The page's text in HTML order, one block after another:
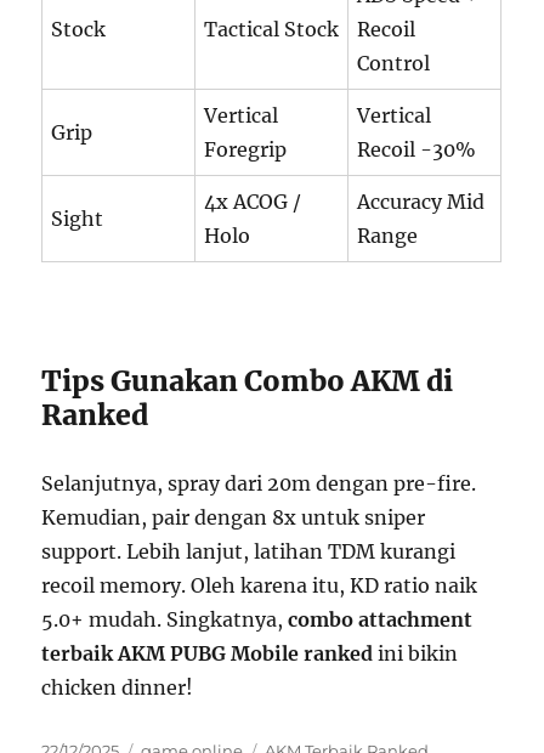
Stock Tactical Stock
Recoil
Control
Grip
Vertical
Foregrip
Vertical
Recoil -30%
Sight
4x ACOG /
Holo
Accuracy Mid
Range
Tips Gunakan Combo AKM di
Ranked
Selanjutnya, spray dari 20m dengan pre-fire.
Kemudian, pair dengan 8x untuk sniper
support. Lebih lanjut, latihan TDM kurangi
recoil memory. Oleh karena itu, KD ratio naik
5.0+ mudah. Singkatnya,combo attachment
terbaik AKM PUBG Mobile ranked ini bikin
chicken dinner!